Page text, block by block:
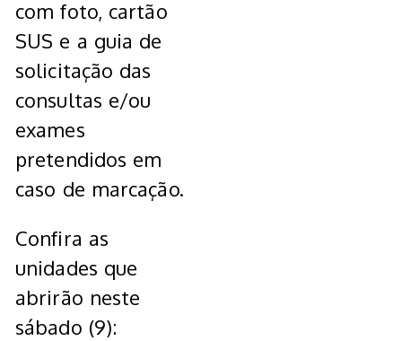
com foto, cartão
SUS e a guia de
solicitação das
consultas e/ou
exames
pretendidos em
caso de marcação.
Confira as
unidades que
abrirão neste
sábado (9):